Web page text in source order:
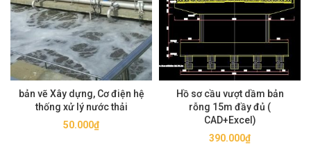
bản vẽ Xây dựng, Cơ điện hệ
thống xử lý nước thải
50.000₫
Hồ sơ cầu vượt dầm bản
rỗng 15m đầy đủ (
CAD+Excel)
390.000₫